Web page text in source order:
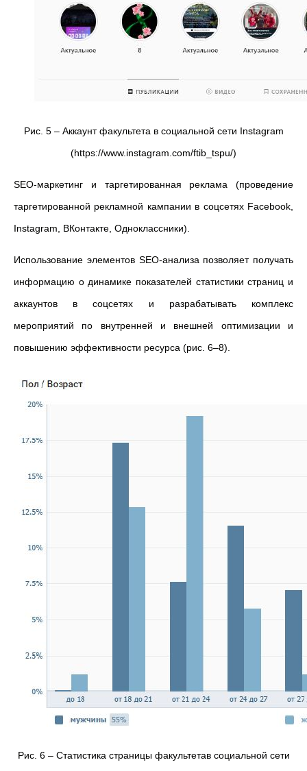
Рис. 5 – Аккаунт факультета в социальной сети Instagram
(https://www.instagram.com/ftib_tspu/)
SEO-маркетинг и таргетированная реклама (проведение
таргетированной рекламной кампании в соцсетях Facebook,
Instagram, ВКонтакте, Одноклассники).
Использование элементов SEO-анализа позволяет получать
информацию о динамике показателей статистики страниц и
аккаунтов в соцсетях и разрабатывать комплекс
мероприятий по внутренней и внешней оптимизации и
повышению эффективности ресурса (рис. 6–8).
Рис. 6 – Статистика страницы факультетав социальной сети